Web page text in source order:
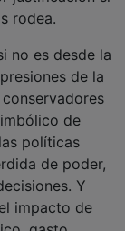
rodea.
de la
de
políticas
de poder,
Y
impacto de
gasto